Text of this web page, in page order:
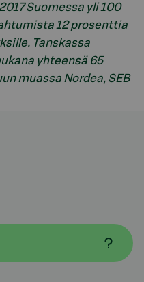
Suomessa yli 100
12 prosenttia
Tanskassa
yhteensä 65
muassa Nordea, SEB